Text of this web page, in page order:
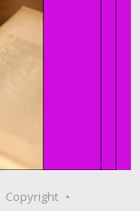
Copyright